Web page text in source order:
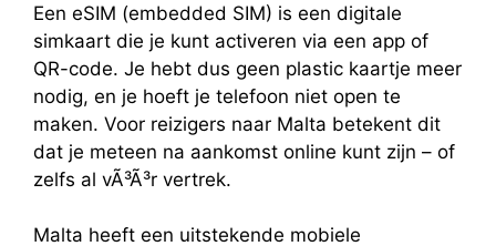
Een eSIM (embedded SIM) is een digitale
simkaart die je kunt activeren via een app of
QR-code. Je hebt dus geen plastic kaartje meer
nodig, en je hoeft je telefoon niet open te
maken. Voor reizigers naar Malta betekent dit
dat je meteen na aankomst online kunt zijn – of
zelfs al vÃ³Ã³r vertrek.
Malta heeft een uitstekende mobiele